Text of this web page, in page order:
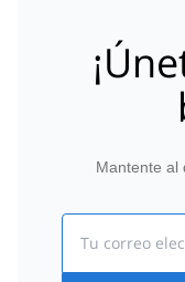
Mantente al